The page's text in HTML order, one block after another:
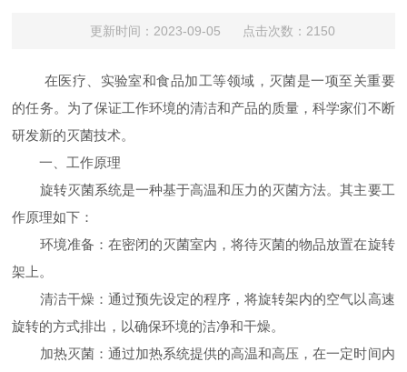
更新时间：2023-09-05 点击次数：2150
在医疗、实验室和食品加工等领域，灭菌是一项至关重要
的任务。为了保证工作环境的清洁和产品的质量，科学家们不断
研发新的灭菌技术。
一、工作原理
旋转灭菌系统是一种基于高温和压力的灭菌方法。其主要工
作原理如下：
环境准备：在密闭的灭菌室内，将待灭菌的物品放置在旋转
架上。
清洁干燥：通过预先设定的程序，将旋转架内的空气以高速
旋转的方式排出，以确保环境的洁净和干燥。
加热灭菌：通过加热系统提供的高温和高压，在一定时间内